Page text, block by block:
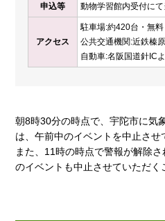
申込等 動物学習館内受付に
アクセス
駐車場:約420台・無料
公共交通機関:近鉄榛
自動車:名阪国道針IC
朝8時30分の時点で、宇陀市に気
は、午前中のイベントを中止させ
また、11時の時点で警報が解除
のイベントも中止させていただく